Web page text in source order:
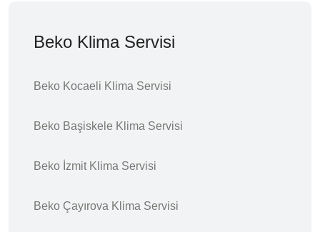
Beko Klima Servisi
Beko Kocaeli Klima Servisi
Beko Başiskele Klima Servisi
Beko İzmit Klima Servisi
Beko Çayırova Klima Servisi